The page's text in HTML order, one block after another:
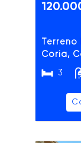
Coria,
3